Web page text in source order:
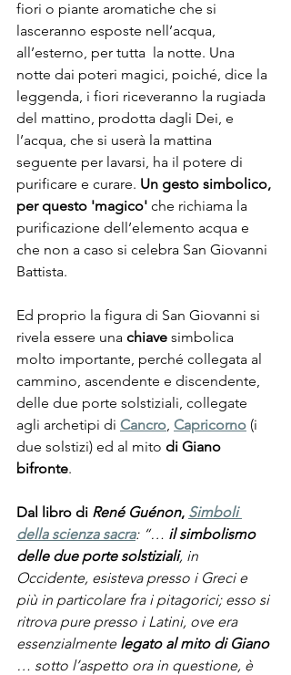
fiori o piante aromatiche che si
lasceranno esposte nell’acqua,
all’esterno, per tutta  la notte. Una
notte dai poteri magici, poiché, dice la
leggenda, i fiori riceveranno la rugiada
del mattino, prodotta dagli Dei, e
l’acqua, che si userà la mattina
seguente per lavarsi, ha il potere di
purificare e curare. Un gesto simbolico,
per questo 'magico' che richiama la
purificazione dell’elemento acqua e
che non a caso si celebra San Giovanni
Battista.
Ed proprio la figura di San Giovanni si
rivela essere una chiave simbolica
molto importante, perché collegata al
cammino, ascendente e discendente,
delle due porte solstiziali, collegate
agli archetipi di Cancro, Capricorno (i
due solstizi) ed al mito di Giano
bifronte.
Dal libro di René Guénon, Simboli
della scienza sacra: “… il simbolismo
delle due porte solstiziali, in
Occidente, esisteva presso i Greci e
più in particolare fra i pitagorici; esso si
ritrova pure presso i Latini, ove era
essenzialmente legato al mito di Giano
… sotto l’aspetto ora in questione, è